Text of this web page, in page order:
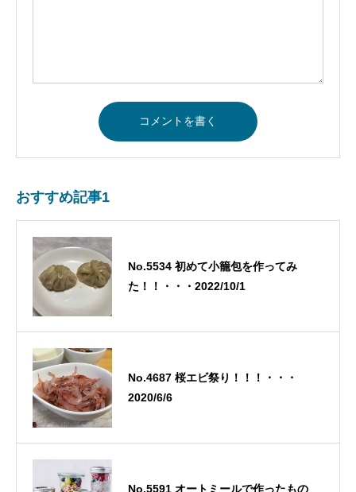
おすすめ記事1
No.5534 初めて小籠包を作ってみ
た！！・・・2022/10/1
No.4687 桜エビ祭り！！！・・・
2020/6/6
No.5591 オートミールで作ったもの